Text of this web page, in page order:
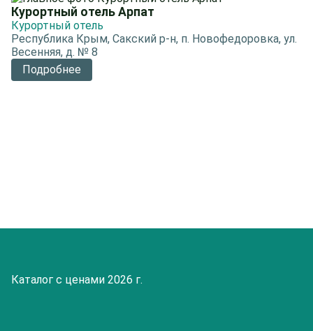
Курортный отель Арпат
Курортный отель
Республика Крым, Сакский р-н, п. Новофедоровка, ул.
Весенняя, д. № 8
Подробнее
Каталог с ценами 2026 г.